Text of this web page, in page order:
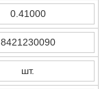
0.41000
8421230090
шт.